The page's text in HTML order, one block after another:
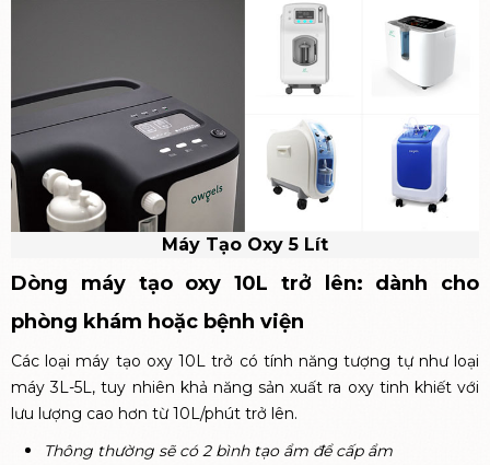
Máy Tạo Oxy 5 Lít
Dòng máy tạo oxy 10L trở lên: dành cho
phòng khám hoặc bệnh viện
Các loại máy tạo oxy 10L trở có tính năng tượng tự như loại
máy 3L-5L, tuy nhiên khả năng sản xuất ra oxy tinh khiết với
lưu lượng cao hơn từ 10L/phút trở lên.
Thông thường sẽ có 2 bình tạo ẩm để cấp ẩm